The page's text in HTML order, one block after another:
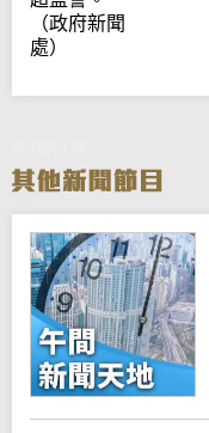
（政府新聞
處）